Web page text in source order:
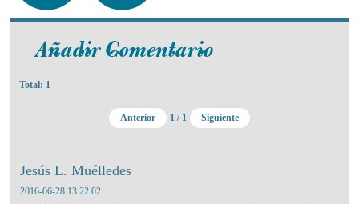
Total: 1
Anterior 1 / 1 Siguiente
Jesús L. Muélledes
2016-06-28 13:22:02